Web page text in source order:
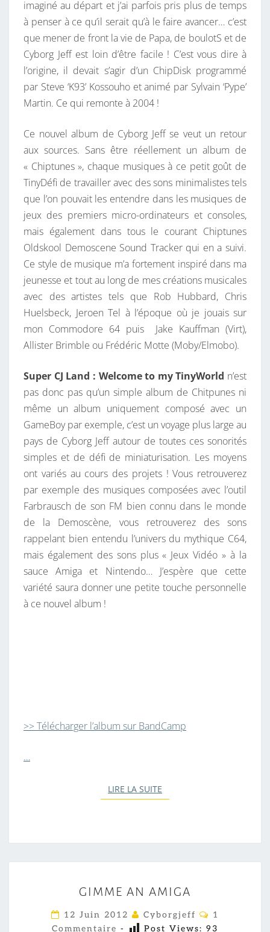
:
W
E
L
C
O
M
T
O
M
Y
T
I
N
Y
W
O
R
L
D
imaginé au départ et j’ai parfois pris plus de temps
à penser à ce qu’il serait qu’à le faire avancer… c’est
que mener de front la vie de Papa, de boulotS et de
Cyborg Jeff est loin d’être facile ! C’est vous dire à
l’origine, il devait s’agir d’un ChipDisk programmé
par Steve ‘K93’ Kossouho et animé par Sylvain ‘Pype’
Martin. Ce qui remonte à 2004 !
Ce nouvel album de Cyborg Jeff se veut un retour
aux sources. Sans être réellement un album de
« Chiptunes », chaque musiques à ce petit goût de
TinyDéfi de travailler avec des sons minimalistes tels
que l’on pouvait les entendre dans les musiques de
jeux des premiers micro-ordinateurs et consoles,
mais également dans tous le courant Chiptunes
Oldskool Demoscene Sound Tracker qui en a suivi.
Ce style de musique m’a fortement inspiré dans ma
jeunesse et tout au long de mes créations musicales
avec des artistes tels que Rob Hubbard, Chris
Huelsbeck, Jeroen Tel à l’époque où je jouais sur
mon Commodore 64 puis Jake Kauffman (Virt),
Allister Brimble ou Frédéric Motte (Moby/Elmobo).
Super CJ Land : Welcome to my TinyWorld n’est
pas donc pas qu’un simple album de Chitpunes ni
même un album uniquement composé avec un
GameBoy par exemple, c’est un voyage plus large au
pays de Cyborg Jeff autour de toutes ces sonorités
simples et de défi de miniaturisation. Les moyens
ont variés au cours des projets ! Vous retrouverez
par exemple des musiques composées avec l’outil
Farbrausch de son FM bien connu dans le monde
de la Demoscène, vous retrouverez des sons
rappelant bien entendu l’univers du mythique C64,
mais également des sons plus « Jeux Vidéo » à la
sauce Amiga et Nintendo… J’espère que cette
variété saura donner une petite touche personnelle
à ce nouvel album !
>> Télécharger l’album sur BandCamp
…
LIRE LA SUITE
I
M
M
GIMME AN AMIGA
12 Juin 2012 Cyborgjeff
C1
Commentaire - Post Views: 93